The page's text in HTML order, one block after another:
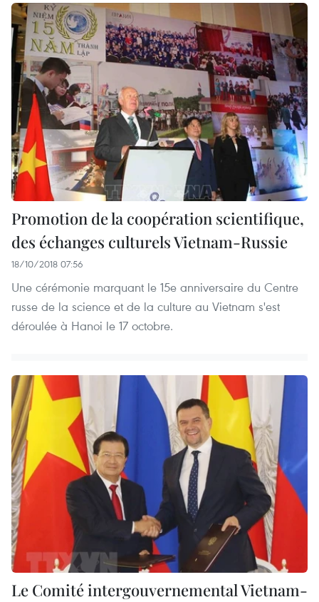
Promotion de la coopération scientifique,
des échanges culturels Vietnam-Russie
18/10/2018 07:56
Une cérémonie marquant le 15e anniversaire du Centre
russe de la science et de la culture au Vietnam s'est
déroulée à Hanoi le 17 octobre.
Le Comité intergouvernemental Vietnam-